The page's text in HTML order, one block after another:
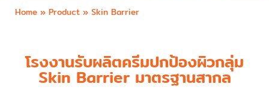
Home » Product » Skin Barrier
โรงงานรับผลิตครีมปกป้องผิวกลุ่ม
Skin Barrier มาตรฐานสากล